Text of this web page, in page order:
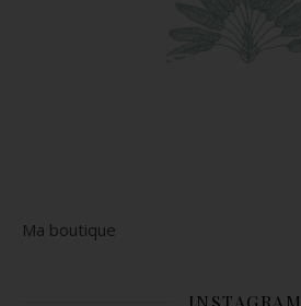
Ma boutique